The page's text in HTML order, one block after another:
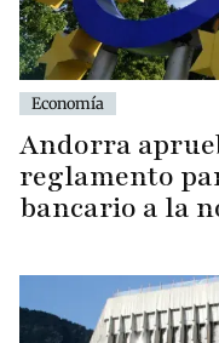
Economía
Andorra
reglamento
bancario a la